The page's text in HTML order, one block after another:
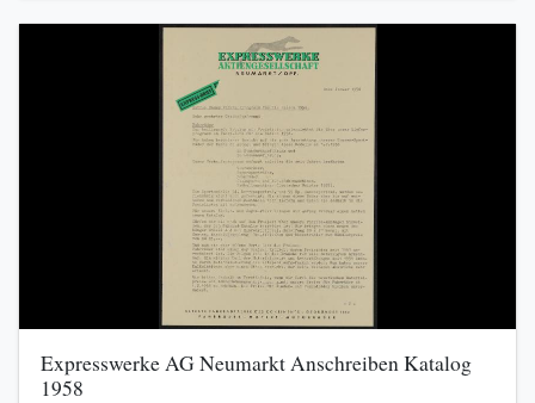
Expresswerke AG Neumarkt Anschreiben Katalog
1958